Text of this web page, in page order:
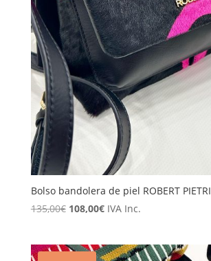
Bolso bandolera de piel ROBERT PIETRI
135,00€ El
era:
108,00€El
es:
IVA Inc.